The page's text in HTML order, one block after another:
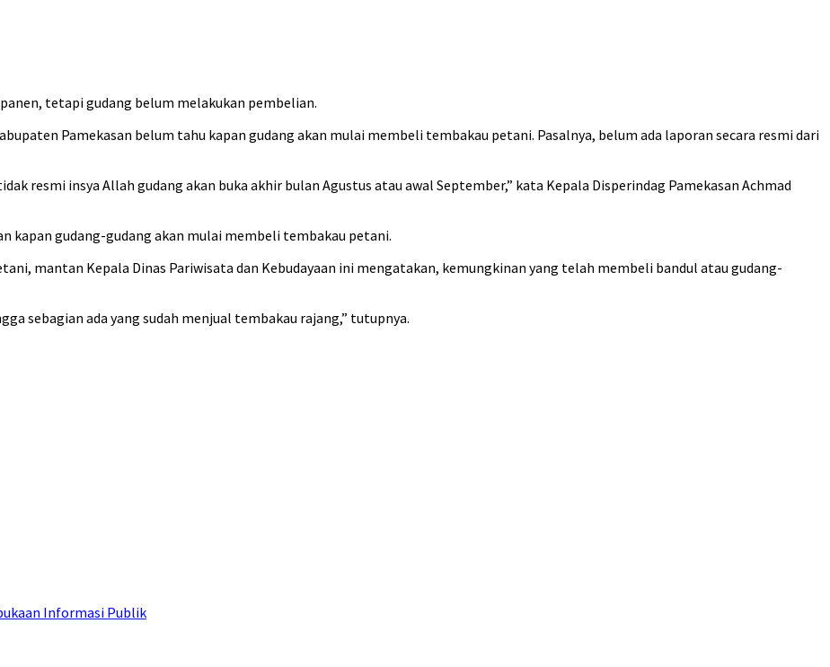
tetapi gudang belum melakukan pembelian.
Pamekasan belum tahu kapan gudang akan mulai membeli tembakau petani. Pasalnya, belum ada laporan secara resmi dari
resmi insya Allah gudang akan buka akhir bulan Agustus atau awal September,” kata Kepala Disperindag Pamekasan Achmad
kapan gudang-gudang akan mulai membeli tembakau petani.
mantan Kepala Dinas Pariwisata dan Kebudayaan ini mengatakan, kemungkinan yang telah membeli bandul atau gudang-
sebagian ada yang sudah menjual tembakau rajang,” tutupnya.
Informasi Publik